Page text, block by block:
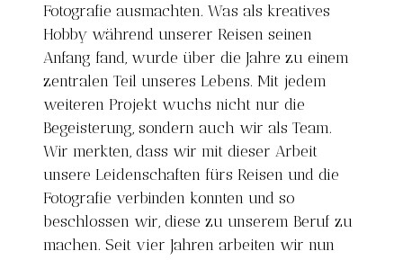
Fotografie ausmachten. Was als kreatives
Hobby während unserer Reisen seinen
Anfang fand, wurde über die Jahre zu einem
zentralen Teil unseres Lebens. Mit jedem
weiteren Projekt wuchs nicht nur die
Begeisterung, sondern auch wir als Team.
Wir merkten, dass wir mit dieser Arbeit
unsere Leidenschaften fürs Reisen und die
Fotografie verbinden konnten und so
beschlossen wir, diese zu unserem Beruf zu
machen. Seit vier Jahren arbeiten wir nun